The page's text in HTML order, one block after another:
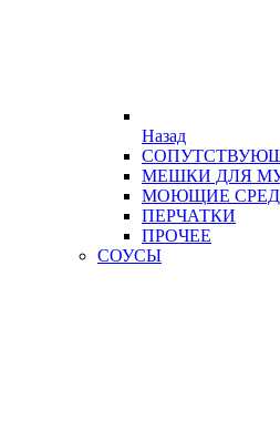
Назад
МЕШКИ ДЛЯ
МОЮЩИЕ
ПЕРЧАТКИ
ПРОЧЕЕ
СОУСЫ